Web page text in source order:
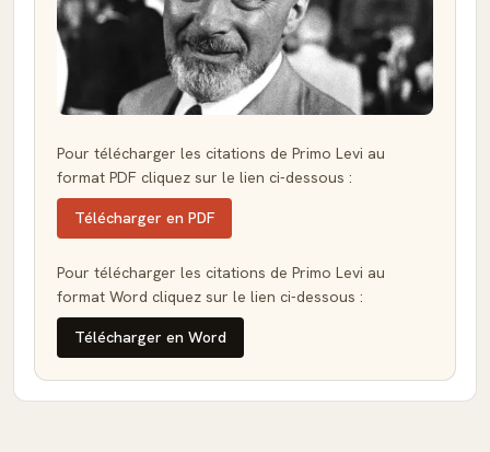
Pour télécharger les citations de Primo Levi au
format PDF cliquez sur le lien ci-dessous :
Télécharger en PDF
Pour télécharger les citations de Primo Levi au
format Word cliquez sur le lien ci-dessous :
Télécharger en Word